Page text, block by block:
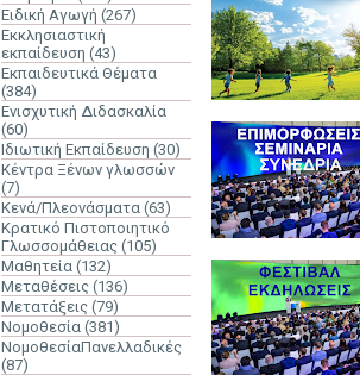
Ειδική Αγωγή (267)
Εκκλησιαστική
εκπαίδευση (43)
Εκπαιδευτικά Θέματα
(384)
Ενισχυτική Διδασκαλία
(60)
Ιδιωτική Εκπαίδευση (30)
Κέντρα Ξένων γλωσσών
(7)
Κενά/Πλεονάσματα (63)
Κρατικό Πιστοποιητικό
Γλωσσομάθειας (105)
Μαθητεία (132)
Μεταθέσεις (136)
Μετατάξεις (79)
Νομοθεσία (381)
ΝομοθεσίαΠανελλαδικές
(87)